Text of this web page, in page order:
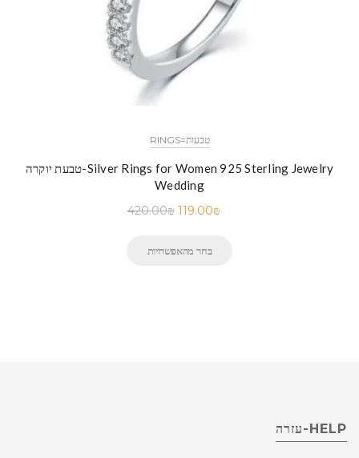
RINGS=טבעות
טבעת יוקרה-Silver Rings for Women 925 Sterling Jewelry
Wedding
420.00₪ 119.00₪
בחר מהאפשרויות
HELP-עזרה